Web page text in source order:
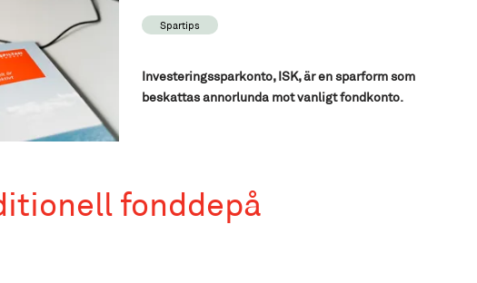
Spartips
Investeringssparkonto, ISK, är en sparform som
beskattas annorlunda mot vanligt fondkonto.
fonddepå